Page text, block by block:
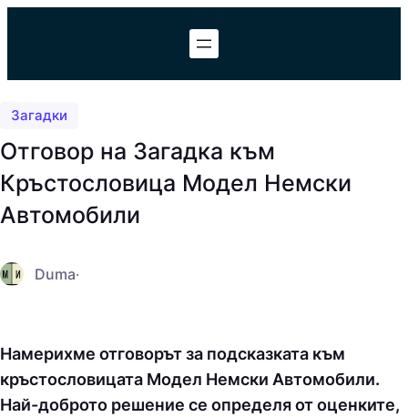
Загадки
Отговор на Загадка към
Кръстословица Модел Немски
Автомобили
Duma·
Намерихме отговорът за подсказката към
кръстословицата Модел Немски Автомобили.
Най-доброто решение се определя от оценките,